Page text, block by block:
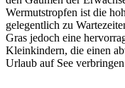
Wermutstropfen ist die
gelegentlich zu
Gras jedoch eine
Kleinkindern, die einen
Urlaub auf See